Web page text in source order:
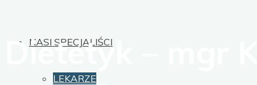
NASI SPECJALIŚCI
LEKARZE
Dietetyk – mgr